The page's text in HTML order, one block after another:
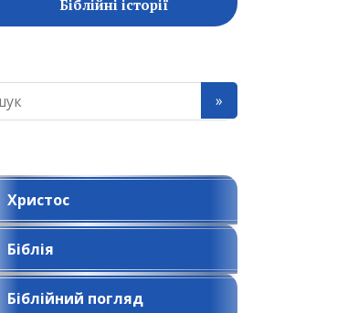
Біблійні історії
Христос
Біблія
Біблійний погляд